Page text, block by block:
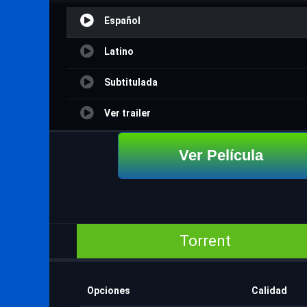
Español
Latino
Subtitulada
Ver trailer
Ver Película
Torrent
Opciones Calidad